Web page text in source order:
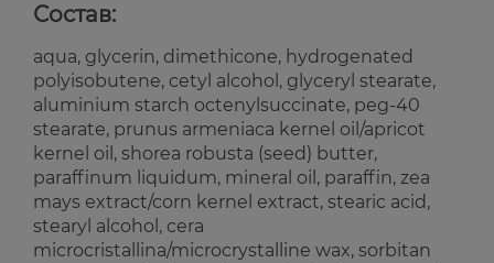
Состав:
aqua, glycerin, dimethicone, hydrogenated
polyisobutene, cetyl alcohol, glyceryl stearate,
aluminium starch octenylsuccinate, peg-40
stearate, prunus armeniaca kernel oil/apricot
kernel oil, shorea robusta (seed) butter,
paraffinum liquidum, mineral oil, paraffin, zea
mays extract/corn kernel extract, stearic acid,
stearyl alcohol, cera
microcristallina/microcrystalline wax, sorbitan